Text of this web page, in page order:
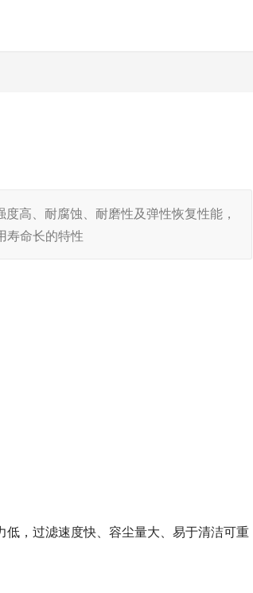
高、耐腐蚀、耐磨性及弹性恢复性能，
寿命长的特性
，过滤速度快、容尘量大、易于清洁可重